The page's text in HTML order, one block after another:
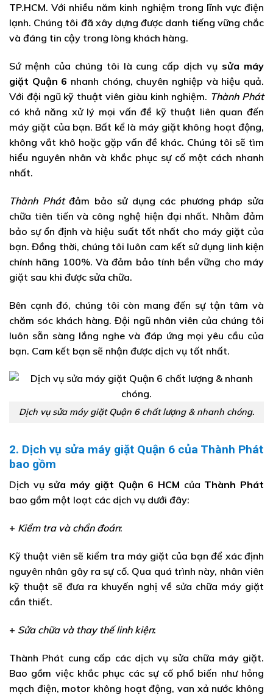
TP.HCM. Với nhiều năm kinh nghiệm trong lĩnh vực điện
lạnh. Chúng tôi đã xây dựng được danh tiếng vững chắc
và đáng tin cậy trong lòng khách hàng.
Sứ mệnh của chúng tôi là cung cấp dịch vụ sửa máy
giặt Quận 6 nhanh chóng, chuyên nghiệp và hiệu quả.
Với đội ngũ kỹ thuật viên giàu kinh nghiệm. Thành Phát
có khả năng xử lý mọi vấn đề kỹ thuật liên quan đến
máy giặt của bạn. Bất kể là máy giặt không hoạt động,
không vắt khô hoặc gặp vấn đề khác. Chúng tôi sẽ tìm
hiểu nguyên nhân và khắc phục sự cố một cách nhanh
nhất.
Thành Phátđảm bảo sử dụng các phương pháp sửa
chữa tiên tiến và công nghệ hiện đại nhất. Nhằm đảm
bảo sự ổn định và hiệu suất tốt nhất cho máy giặt của
bạn. Đồng thời, chúng tôi luôn cam kết sử dụng linh kiện
chính hãng 100%. Và đảm bảo tính bền vững cho máy
giặt sau khi được sửa chữa.
Bên cạnh đó, chúng tôi còn mang đến sự tận tâm và
chăm sóc khách hàng. Đội ngũ nhân viên của chúng tôi
luôn sẵn sàng lắng nghe và đáp ứng mọi yêu cầu của
bạn. Cam kết bạn sẽ nhận được dịch vụ tốt nhất.
Dịch vụ sửa máy giặt Quận 6 chất lượng & nhanh chóng.
2. Dịch vụ sửa máy giặt Quận 6 của Thành Phát
bao gồm
Dịch vụ sửa máy giặt Quận 6 HCM của Thành Phát
bao gồm một loạt các dịch vụ dưới đây:
+ Kiểm tra và chẩn đoán:
Kỹ thuật viên sẽ kiểm tra máy giặt của bạn để xác định
nguyên nhân gây ra sự cố. Qua quá trình này, nhân viên
kỹ thuật sẽ đưa ra khuyến nghị về sửa chữa máy giặt
cần thiết.
+ Sửa chữa và thay thế linh kiện:
Thành Phát cung cấp các dịch vụ sửa chữa máy giặt.
Bao gồm việc khắc phục các sự cố phổ biến như hỏng
mạch điện, motor không hoạt động, van xả nước không